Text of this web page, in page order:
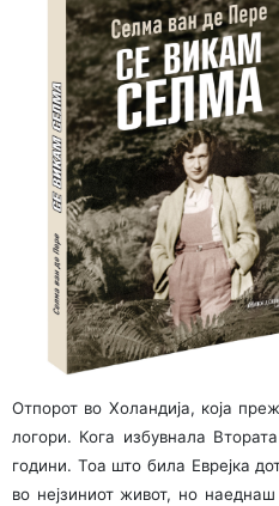
Отпорот во Холандија, која
логори. Кога избувнала
години. Тоа што била Еврејка
во нејзиниот живот, но